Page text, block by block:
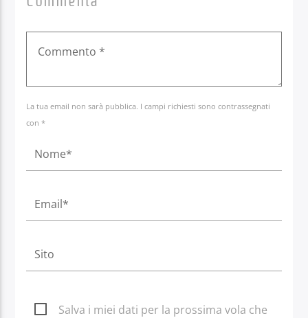
La tua email non sarà pubblica. I campi richiesti sono contrassegnati
con *
Salva i miei dati per la prossima vola che